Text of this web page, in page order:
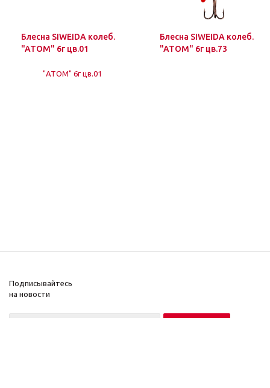
Блесна SIWEIDA колеб.
"ATOM" 6г цв.01
Блесна SIWEIDA колеб.
"ATOM" 6г цв.73
Подписывайтесь
на новости